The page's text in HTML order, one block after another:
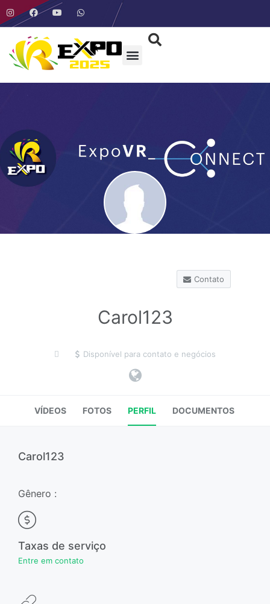
Contato
Carol123
Disponível para contato e negócios
VÍDEOS FOTOS PERFIL DOCUMENTOS
Carol123
Gênero :
Taxas de serviço
Entre em contato